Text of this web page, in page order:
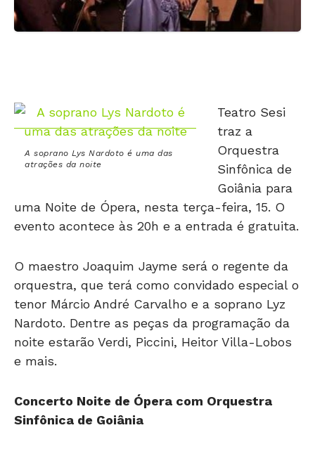
A soprano Lys Nardoto é uma das
traz a
Orquestra
Sinfônica de
Goiânia para
uma Noite de Ópera, nesta terça-feira, 15. O
evento acontece às 20h e a entrada é gratuita.
orquestra, que terá como convidado especial o
tenor Márcio André Carvalho e a soprano Lyz
Nardoto. Dentre as peças da programação da
noite estarão Verdi, Piccini, Heitor Villa-Lobos
e mais.
Sinfônica de Goiânia